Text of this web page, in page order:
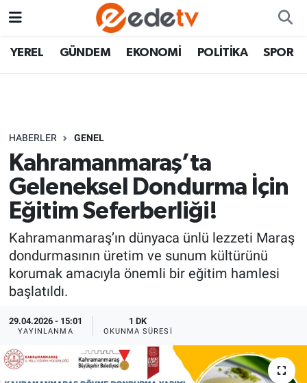
YEREL GÜNDEM EKONOMİ POLİTİKA SPOR
HABERLER GENEL
Kahramanmaraş’ta
Geleneksel Dondurma İçin
Eğitim Seferberliği!
Kahramanmaraş’ın dünyaca ünlü lezzeti Maraş
dondurmasının üretim ve sunum kültürünü
korumak amacıyla önemli bir eğitim hamlesi
başlatıldı.
29.04.2026 - 15:01
YAYINLANMA
1 DK
OKUNMA SÜRESI